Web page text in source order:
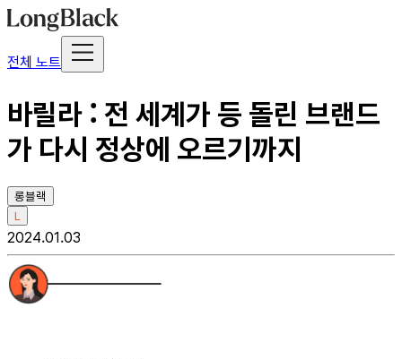
전체 노트
바릴라 : 전 세계가 등 돌린 브랜드
가 다시 정상에 오르기까지
롱블랙
L
2024.01.03